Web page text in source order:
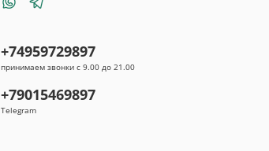
+74959729897
принимаем звонки с 9.00 до 21.00
+79015469897
Telegram